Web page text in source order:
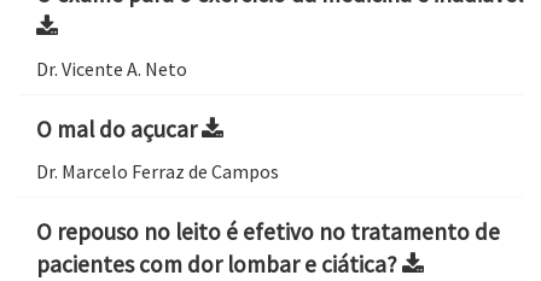
Dr. Vicente A. Neto
O mal do açucar
Dr. Marcelo Ferraz de Campos
O repouso no leito é efetivo no tratamento de
pacientes com dor lombar e ciática?